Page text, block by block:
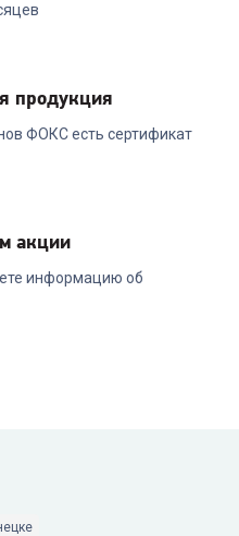
продукция
ФОКС есть сертификат
акции
информацию об